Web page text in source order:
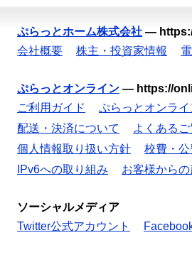
ぷらっとホーム株式会社 —
会社概要
株主・投資家情報
ぷらっとオンライン — https://
ご利用ガイド
ぷらっとオンラ
配送・決済について
よくあるご
個人情報取り扱い方針
校費・
IPv6への取り組み
お客様からの
ソーシャルメディア
Twitter公式アカウント